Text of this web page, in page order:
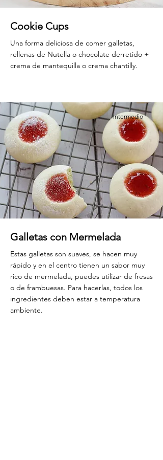
Cookie Cups
Una forma deliciosa de comer galletas,
rellenas de Nutella o chocolate derretido +
crema de mantequilla o crema chantilly.
Intermedio
Galletas con Mermelada
Estas galletas son suaves, se hacen muy
rápido y en el centro tienen un sabor muy
rico de mermelada, puedes utilizar de fresas
o de frambuesas. Para hacerlas, todos los
ingredientes deben estar a temperatura
ambiente.